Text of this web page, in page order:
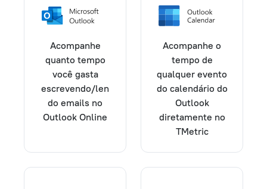
Acompanhe
quanto tempo
você gasta
escrevendo/len
do emails no
Outlook Online
Acompanhe o
tempo de
qualquer evento
do calendário do
Outlook
diretamente no
TMetric